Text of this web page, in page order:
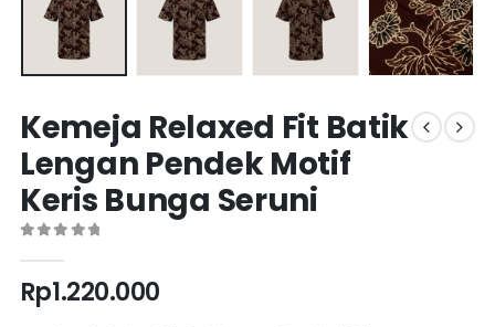
Kemeja Relaxed Fit Batik
Lengan Pendek Motif
Keris Bunga Seruni
Rp1.220.000